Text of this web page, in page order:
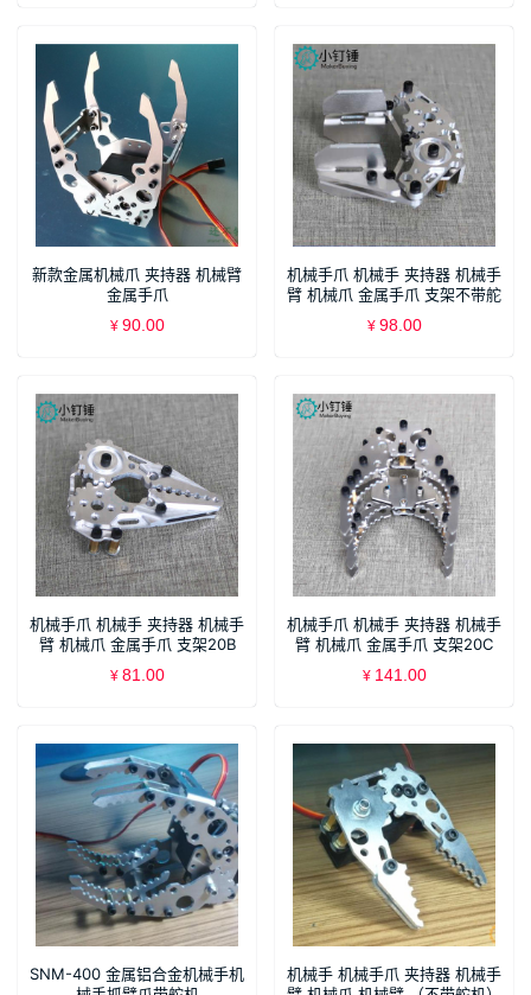
新款金属机械爪 夹持器 机械臂
金属手爪
¥ 90.00
机械手爪 机械手 夹持器 机械手
臂 机械爪 金属手爪 支架不带舵
机
¥ 98.00
机械手爪 机械手 夹持器 机械手
臂 机械爪 金属手爪 支架20B
不带舵机
¥ 81.00
机械手爪 机械手 夹持器 机械手
臂 机械爪 金属手爪 支架20C
¥ 141.00
SNM-400 金属铝合金机械手机
机械手 机械手爪 夹持器 机械手